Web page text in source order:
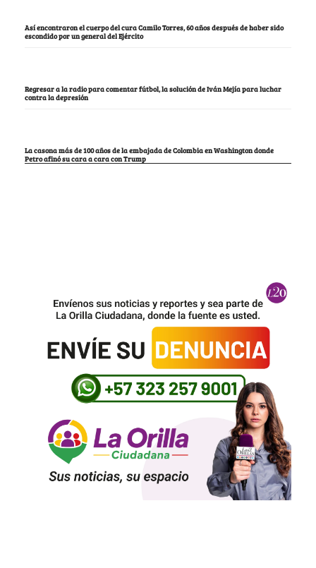
Así encontraron el cuerpo del cura Camilo Torres, 60 años después de haber sido
escondido por un general del Ejército
Regresar a la radio para comentar fútbol, la solución de Iván Mejía para luchar
contra la depresión
La casona más de 100 años de la embajada de Colombia en Washington donde
Petro afinó su cara a cara con Trump